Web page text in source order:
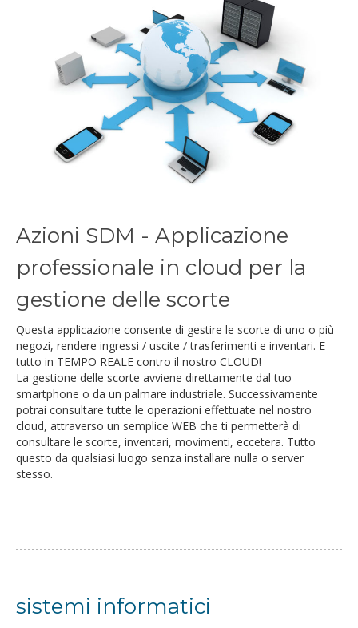
Azioni SDM - Applicazione
professionale in cloud per la
gestione delle scorte
Questa applicazione consente di gestire le scorte di uno o più
negozi, rendere ingressi / uscite / trasferimenti e inventari. E
tutto in TEMPO REALE contro il nostro CLOUD!
La gestione delle scorte avviene direttamente dal tuo
smartphone o da un palmare industriale. Successivamente
potrai consultare tutte le operazioni effettuate nel nostro
cloud, attraverso un semplice WEB che ti permetterà di
consultare le scorte, inventari, movimenti, eccetera. Tutto
questo da qualsiasi luogo senza installare nulla o server
stesso.
sistemi informatici